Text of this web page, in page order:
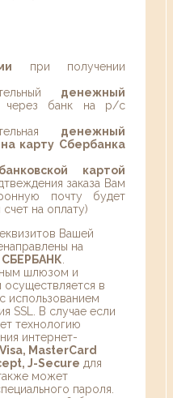
при получении
денежный
через банк на р/с
денежный
карту Сбербанка
банковской картой
заказа Вам
почту будет
на оплату)
Вашей
на
СБЕРБАНК
шлюзом и
в
использованием
SSL. В случае если
технологию
интернет-
MasterCard
J-Secure для
может
пароля.